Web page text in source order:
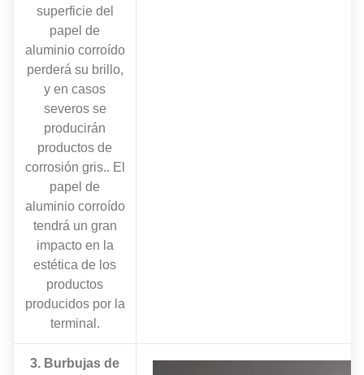
superficie del
papel de
aluminio corroído
perderá su brillo,
y en casos
severos se
producirán
productos de
corrosión gris.. El
papel de
aluminio corroído
tendrá un gran
impacto en la
estética de los
productos
producidos por la
terminal.
3. Burbujas de